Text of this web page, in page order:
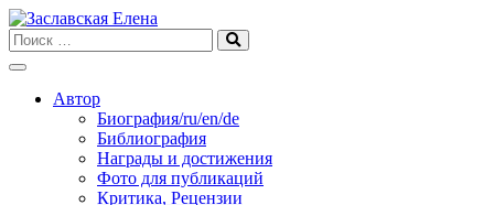
Skip
to
content
Автор
Биография/ru/en/de
Библиография
Награды и достижения
Фото для публикаций
Критика, Рецензии